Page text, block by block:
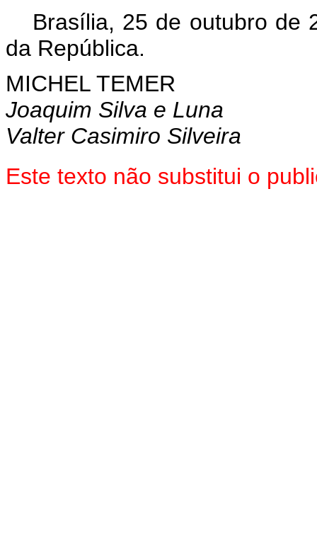
Brasília, 25 de outubro de
da República.
MICHEL TEMER
Joaquim Silva e Luna
Valter Casimiro Silveira
Este texto não substitui o